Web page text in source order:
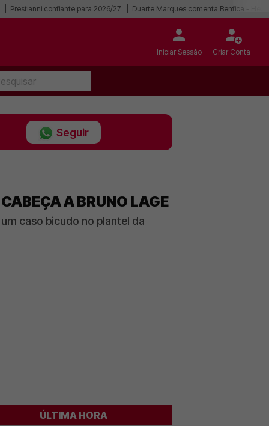
Prestianni confiante para 2026/27 Duarte Marques comenta Benfica -
Iniciar Sessão Criar Conta
Seguir
A BRUNO LAGE
caso bicudo no plantel da
ÚLTIMA HORA